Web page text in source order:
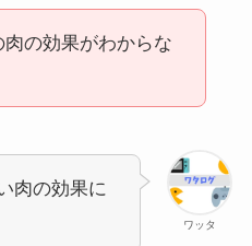
の効果がわからな
ワッタ
肉の効果に